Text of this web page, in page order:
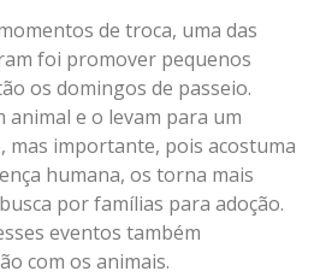
de troca, uma das
foi promover pequenos
os domingos de passeio.
e o levam para um
mas importante, pois acostuma
humana, os torna mais
por famílias para adoção.
eventos também
com os animais.